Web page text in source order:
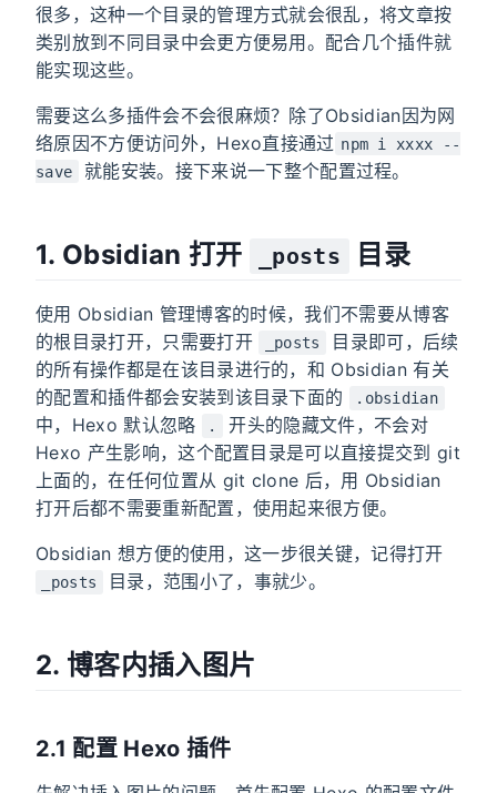
很多，这种一个目录的管理方式就会很乱，将文章按
类别放到不同目录中会更方便易用。配合几个插件就
能实现这些。
需要这么多插件会不会很麻烦？除了Obsidian因为网
络原因不方便访问外，Hexo直接通过 npm i xxxx --
save
就能安装。接下来说一下整个配置过程。
1. Obsidian 打开 _posts 目录
使用 Obsidian 管理博客的时候，我们不需要从博客
的根目录打开，只需要打开
_posts
目录即可，后续
的所有操作都是在该目录进行的，和 Obsidian 有关
的配置和插件都会安装到该目录下面的
.obsidian
中，Hexo 默认忽略 .
开头的隐藏文件，不会对
Hexo 产生影响，这个配置目录是可以直接提交到 git
上面的，在任何位置从 git clone 后，用 Obsidian
打开后都不需要重新配置，使用起来很方便。
Obsidian 想方便的使用，这一步很关键，记得打开
_posts 目录，范围小了，事就少。
2. 博客内插入图片
2.1 配置 Hexo 插件